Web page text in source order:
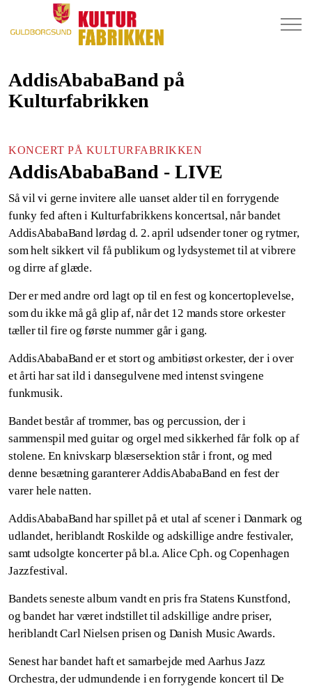
AddisAbabaBand på
Kulturfabrikken
KONCERT PÅ KULTURFABRIKKEN
AddisAbabaBand - LIVE
Så vil vi gerne invitere alle uanset alder til en forrygende
funky fed aften i Kulturfabrikkens koncertsal, når bandet
AddisAbabaBand lørdag d. 2. april udsender toner og rytmer,
som helt sikkert vil få publikum og lydsystemet til at vibrere
og dirre af glæde.
Der er med andre ord lagt op til en fest og koncertoplevelse,
som du ikke må gå glip af, når det 12 mands store orkester
tæller til fire og første nummer går i gang.
AddisAbabaBand er et stort og ambitiøst orkester, der i over
et årti har sat ild i dansegulvene med intenst svingene
funkmusik.
Bandet består af trommer, bas og percussion, der i
sammenspil med guitar og orgel med sikkerhed får folk op af
stolene. En knivskarp blæsersektion står i front, og med
denne besætning garanterer AddisAbabaBand en fest der
varer hele natten.
AddisAbabaBand har spillet på et utal af scener i Danmark og
udlandet, heriblandt Roskilde og adskillige andre festivaler,
samt udsolgte koncerter på bl.a. Alice Cph. og Copenhagen
Jazzfestival.
Bandets seneste album vandt en pris fra Statens Kunstfond,
og bandet har været indstillet til adskillige andre priser,
heriblandt Carl Nielsen prisen og Danish Music Awards.
Senest har bandet haft et samarbejde med Aarhus Jazz
Orchestra, der udmundende i en forrygende koncert til De